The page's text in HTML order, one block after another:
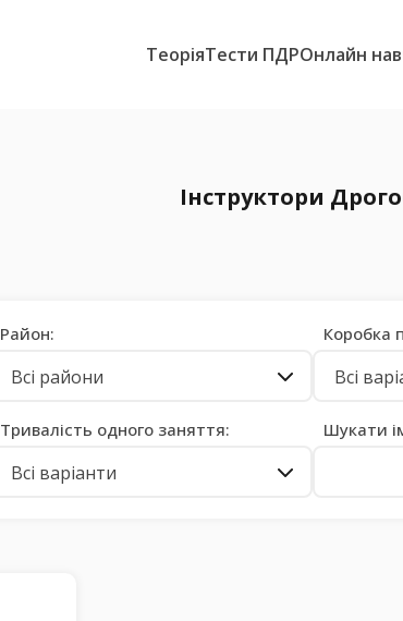
ТеоріяТести ПДРОнлайн
Інструктори
Район:
Всі райони
Коробка
Всі
Тривалість одного заняття:
Всі варіанти
Шукати